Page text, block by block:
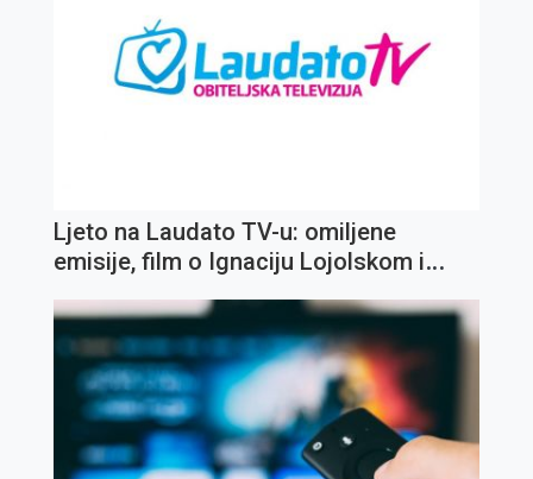
Ljeto na Laudato TV-u: omiljene
emisije, film o Ignaciju Lojolskom i